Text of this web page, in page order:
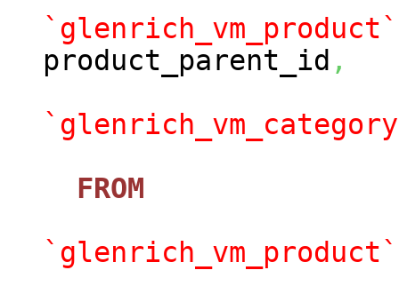
`glenrich_vm_product`
product_parent_id ,
FROM
`glenrich_vm_product`